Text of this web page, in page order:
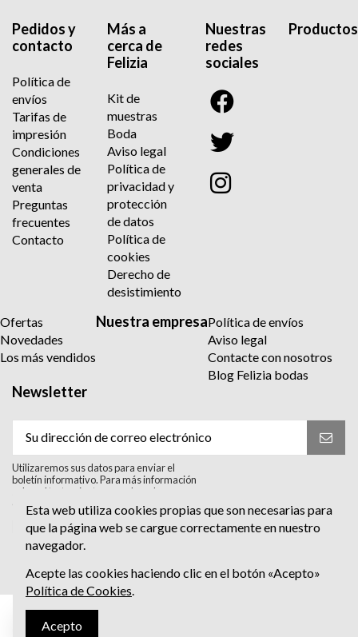
Pedidos y
contacto
Política de
envíos
Tarifas de
impresión
Condiciones
generales de
venta
Preguntas
frecuentes
Contacto
Más a
cerca de
Felizia
Kit de
muestras
Boda
Aviso legal
Política de
privacidad y
protección
de datos
Política de
cookies
Derecho de
desistimiento
Nuestras
redes
sociales
Productos
Ofertas
Novedades
Los más vendidos
Nuestra empresaPolítica de envíos
Aviso legal
Contacte con nosotros
Blog Felizia bodas
Newsletter
Utilizaremos sus datos para enviar el
boletín informativo. Para más información
sobre el tratamiento y sus derechos,
consulte la política de privacidad.
Acepto el tratamiento para enviar el
boletín informativo. He leído y Acepto
lapolítica de privacidad
Escríbenos al Whatsapp
Esta web utiliza cookies propias que son necesarias para
que la página web se cargue correctamente en nuestro
navegador.
Acepte las cookies haciendo clic en el botón «Acepto»
Política de Cookies.
Acepto